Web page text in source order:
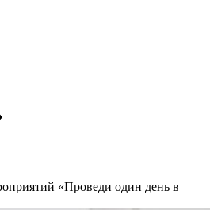
«Проведи один день в